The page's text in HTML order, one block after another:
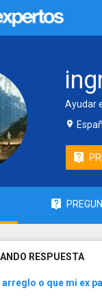
Ayudar
RESPUESTA
o que mi ex